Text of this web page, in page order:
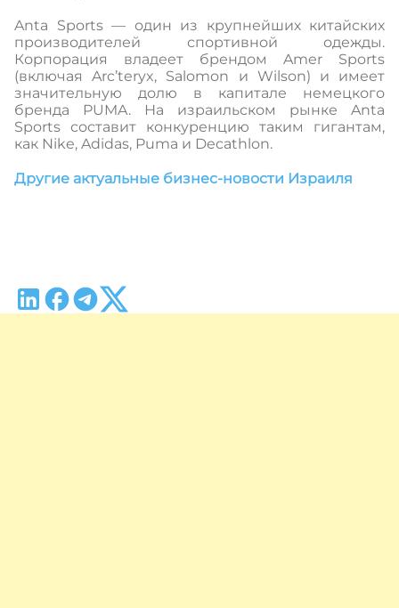
Anta Sports — один из крупнейших китайских
производителей спортивной одежды.
Корпорация владеет брендом Amer Sports
(включая Arc’teryx, Salomon и Wilson) и имеет
значительную долю в капитале немецкого
бренда PUMA. На израильском рынке Anta
Sports составит конкуренцию таким гигантам,
как Nike, Adidas, Puma и Decathlon.
Другие актуальные бизнес-новости Израиля